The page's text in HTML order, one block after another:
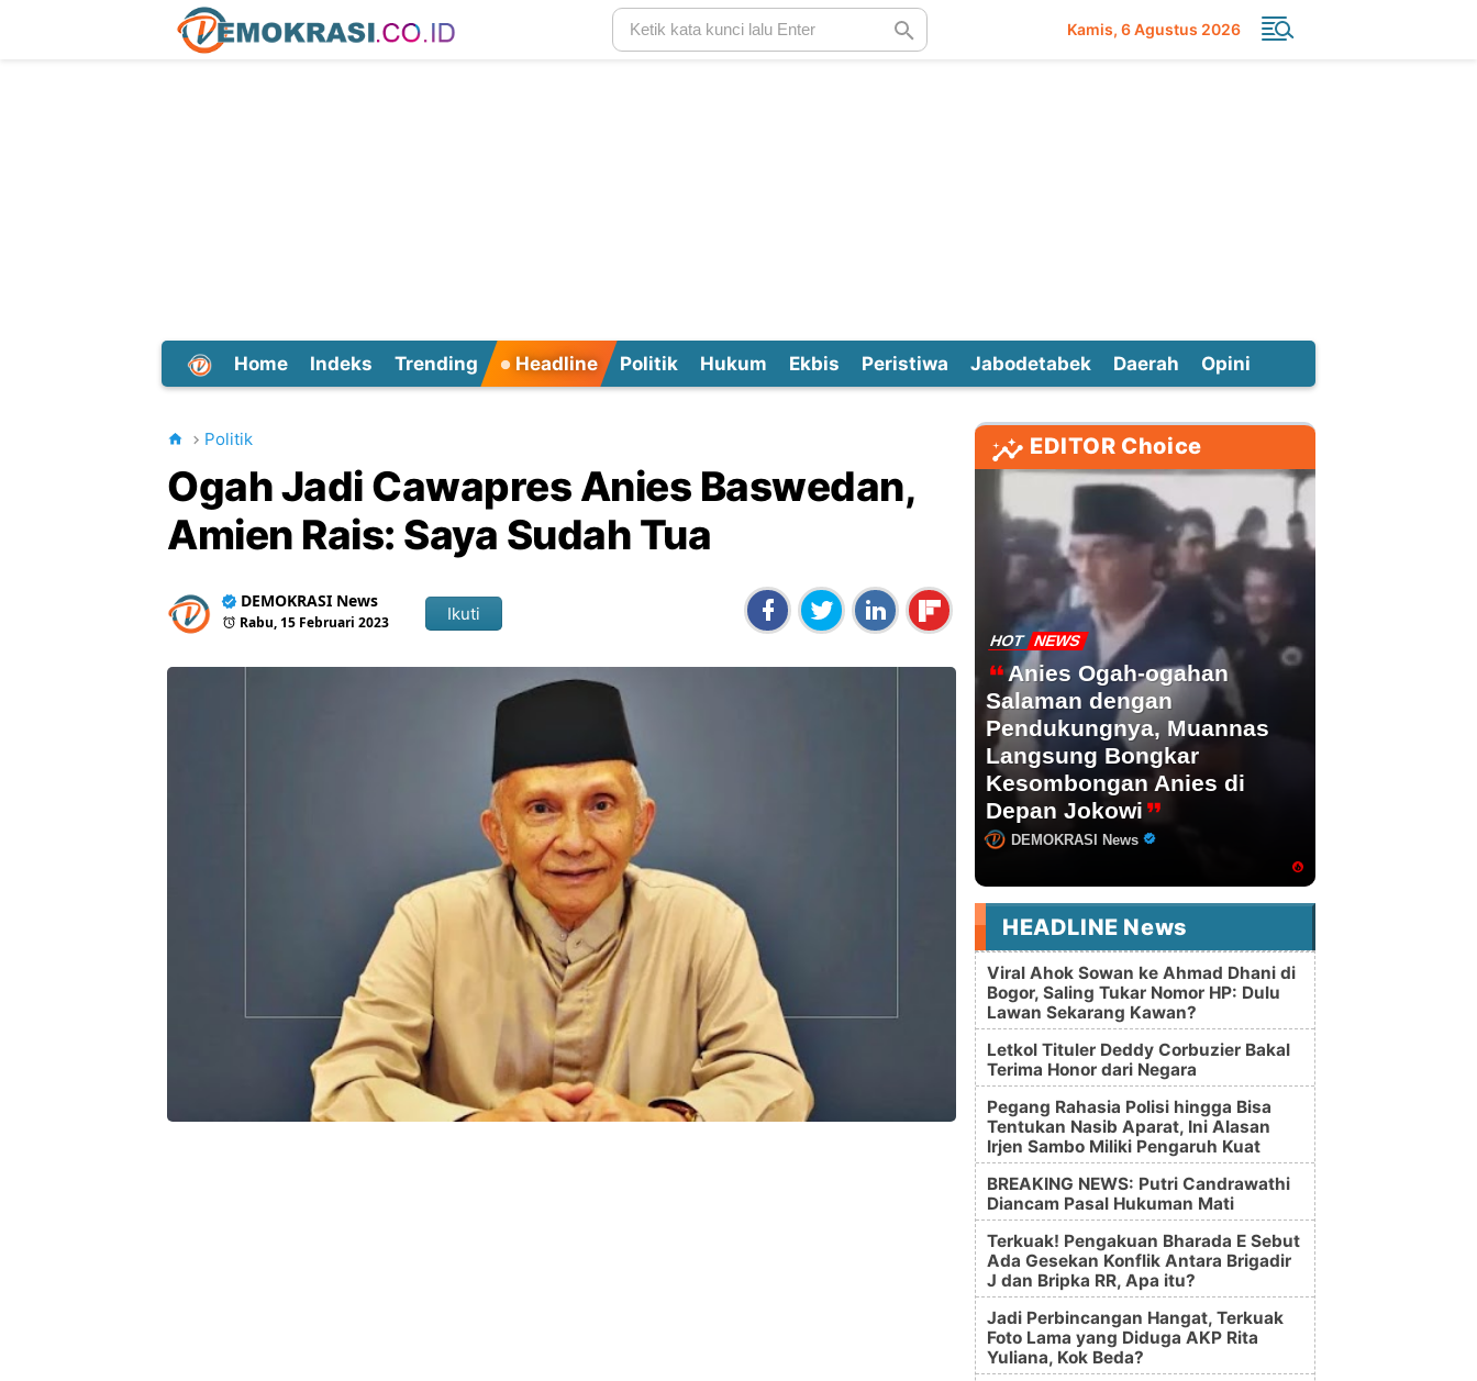
Kamis 6 Agustus 2026
Home Indeks Trending Headline Politik Hukum Ekbis Peristiwa Jabodetabek Daerah Opini
Politik
Ogah Jadi Cawapres Anies Baswedan,
Amien Rais: Saya Sudah Tua
DEMOKRASI News
Rabu, 15 Februari 2023 Ikuti
EDITOR Choice
HOT NEWS
Anies Ogah-ogahan
Salaman dengan
Pendukungnya, Muannas
Langsung Bongkar
Kesombongan Anies di
Depan Jokowi
DEMOKRASI News
HEADLINE News
Viral Ahok Sowan ke Ahmad Dhani di
Bogor, Saling Tukar Nomor HP: Dulu
Lawan Sekarang Kawan?
Letkol Tituler Deddy Corbuzier Bakal
Terima Honor dari Negara
Pegang Rahasia Polisi hingga Bisa
Tentukan Nasib Aparat, Ini Alasan
Irjen Sambo Miliki Pengaruh Kuat
BREAKING NEWS: Putri Candrawathi
Diancam Pasal Hukuman Mati
Terkuak! Pengakuan Bharada E Sebut
Ada Gesekan Konflik Antara Brigadir
J dan Bripka RR, Apa itu?
Jadi Perbincangan Hangat, Terkuak
Foto Lama yang Diduga AKP Rita
Yuliana, Kok Beda?